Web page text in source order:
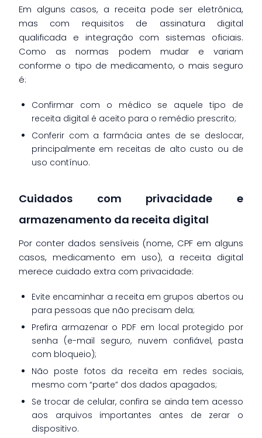
Em alguns casos, a receita pode ser eletrônica,
mas com requisitos de assinatura digital
qualificada e integração com sistemas oficiais.
Como as normas podem mudar e variam
conforme o tipo de medicamento, o mais seguro
é:
Confirmar com o médico se aquele tipo de
receita digital é aceito para o remédio prescrito;
Conferir com a farmácia antes de se deslocar,
principalmente em receitas de alto custo ou de
uso contínuo.
Cuidados com privacidade e
armazenamento da receita digital
Por conter dados sensíveis (nome, CPF em alguns
casos, medicamento em uso), a receita digital
merece cuidado extra com privacidade:
Evite encaminhar a receita em grupos abertos ou
para pessoas que não precisam dela;
Prefira armazenar o PDF em local protegido por
senha (e-mail seguro, nuvem confiável, pasta
com bloqueio);
Não poste fotos da receita em redes sociais,
mesmo com “parte” dos dados apagados;
Se trocar de celular, confira se ainda tem acesso
aos arquivos importantes antes de zerar o
dispositivo.